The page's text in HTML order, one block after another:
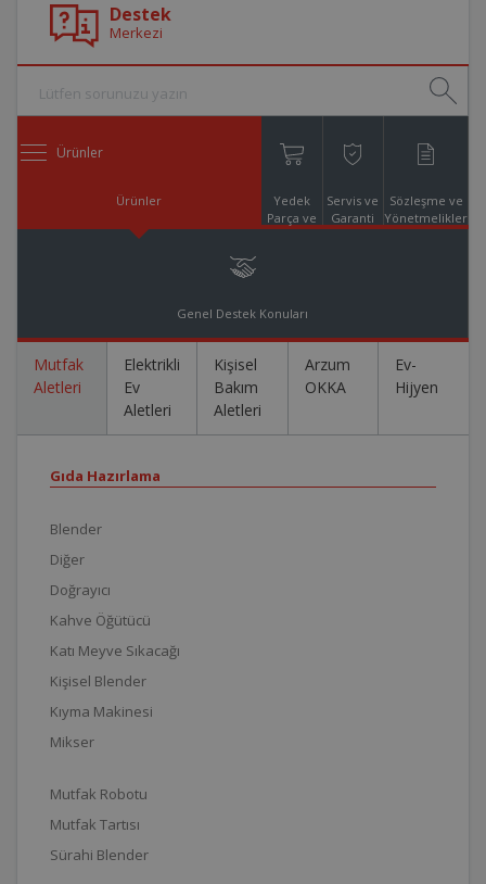
Destek
Merkezi
Ürünler
Ürünler
Yedek
Parça ve
Servis ve
Garanti
Sözleşme ve
Yönetmelikler
Genel Destek Konuları
Mutfak
Aletleri
Elektrikli
Ev
Aletleri
Kişisel
Bakım
Aletleri
Arzum
OKKA
Ev-
Hijyen
Gıda Hazırlama
Blender
Diğer
Doğrayıcı
Kahve Öğütücü
Katı Meyve Sıkacağı
Kişisel Blender
Kıyma Makinesi
Mikser
Mutfak Robotu
Mutfak Tartısı
Sürahi Blender